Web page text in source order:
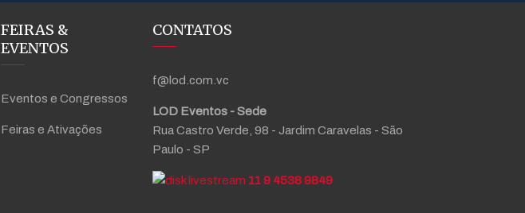
FEIRAS &
EVENTOS
Eventos e Congressos
Feiras e Ativações
CONTATOS
f@lod.com.vc
LOD Eventos - Sede
Rua Castro Verde, 98 - Jardim Caravelas - São
Paulo - SP
11 9 4538 9849